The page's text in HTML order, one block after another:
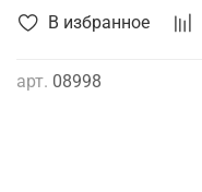
В избранное
арт. 08998